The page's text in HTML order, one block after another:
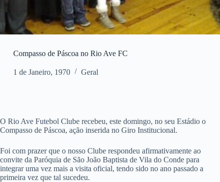
Compasso de Páscoa no Rio Ave FC
1 de Janeiro, 1970 Geral
O Rio Ave Futebol Clube recebeu, este domingo, no seu Estádio o
Compasso de Páscoa, ação inserida no Giro Institucional.
Foi com prazer que o nosso Clube respondeu afirmativamente ao
convite da Paróquia de São João Baptista de Vila do Conde para
integrar uma vez mais a visita oficial, tendo sido no ano passado a
primeira vez que tal sucedeu.